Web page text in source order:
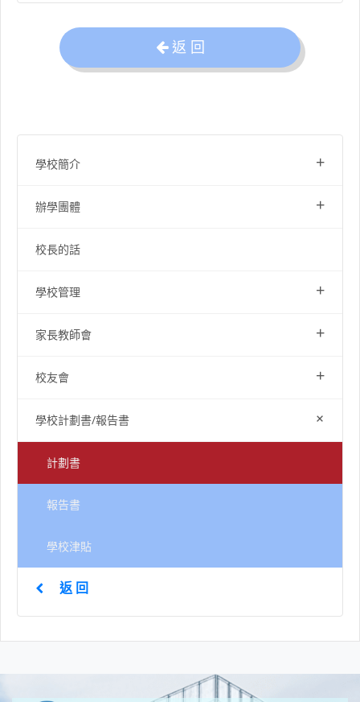
學校簡介 +
辦學團體 +
校長的話
學校管理 +
家長教師會 +
校友會 +
學校計劃書/報告書 +
計劃書
報告書
學校津貼
返 回
返 回